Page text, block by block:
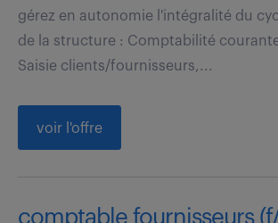
gérez en autonomie l'intégralité du
de la structure : Comptabilité
Saisie clients/fournisseurs,...
voir l'offre
comptable fournisseurs